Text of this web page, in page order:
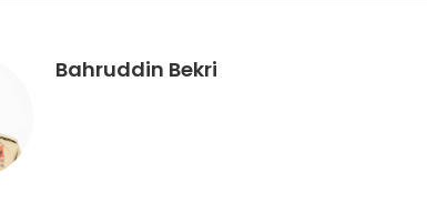
Bahruddin Bekri